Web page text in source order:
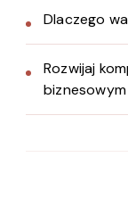
Dlaczego
Rozwijaj
biznesowym